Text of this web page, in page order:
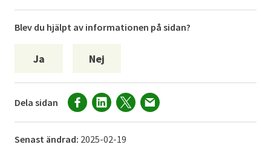
Blev du hjälpt av informationen på sidan?
Ja Nej
Dela sidan
Senast ändrad: 2025-02-19